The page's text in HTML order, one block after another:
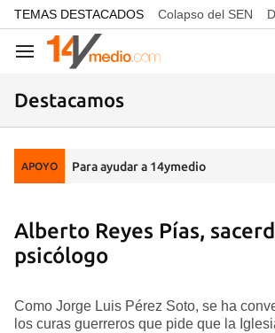
common.go-to-content
TEMAS DESTACADOS Colapso del SEN
Navegación
Destacamos
APOYO Para ayudar a 14ymedio
Alberto Reyes Pías,
psicólogo
Como Jorge Luis Pérez Soto, se ha
los curas guerreros que pide que la